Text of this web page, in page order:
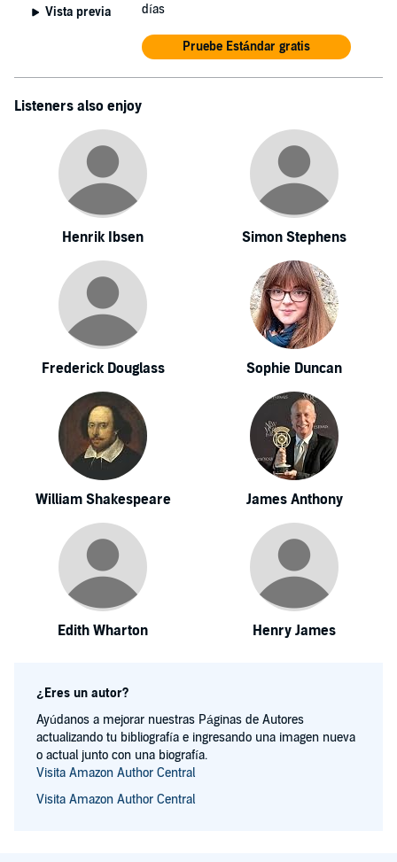
Vista previa
días
Pruebe Estándar gratis
Listeners also enjoy
Henrik Ibsen Simon Stephens
Frederick Douglass Sophie Duncan
William Shakespeare James Anthony
Edith Wharton Henry James
¿Eres un autor?
Ayúdanos a mejorar nuestras Páginas de Autores
actualizando tu bibliografía e ingresando una imagen nueva
o actual junto con una biografía.
Visita Amazon Author Central
Visita Amazon Author Central